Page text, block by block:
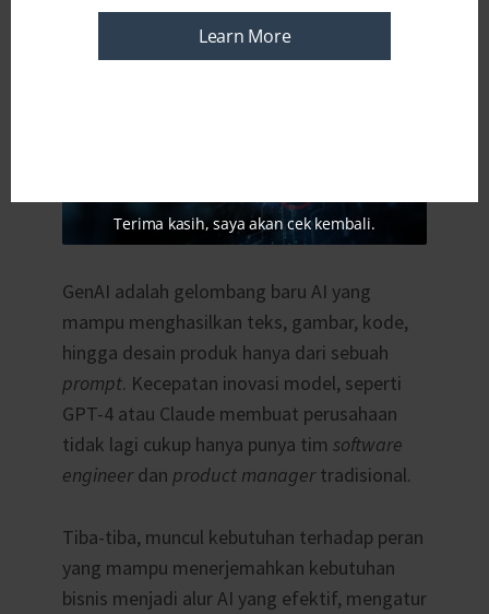
Alasan GenAI Mengubah
Lanskap Karier Teknologi
GenAI adalah gelombang baru AI yang
mampu menghasilkan teks, gambar, kode,
hingga desain produk hanya dari sebuah
prompt. Kecepatan inovasi model, seperti
GPT-4 atau Claude membuat perusahaan
tidak lagi cukup hanya punya tim software
engineerdan product managertradisional.
Tiba-tiba, muncul kebutuhan terhadap peran
yang mampu menerjemahkan kebutuhan
bisnis menjadi alur AI yang efektif, mengatur
Learn More
Terima kasih, saya akan cek kembali.